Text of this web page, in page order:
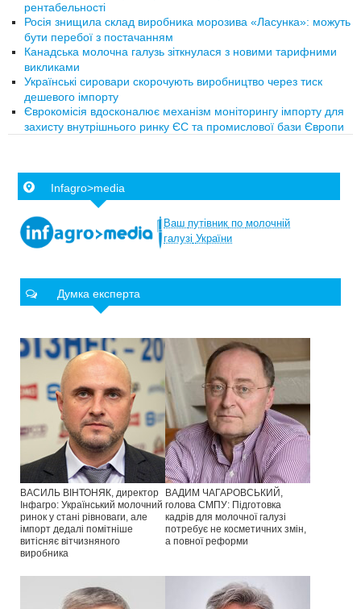
рентабельності
Росія знищила склад виробника морозива «Ласунка»: можуть
бути перебої з постачанням
Канадська молочна галузь зіткнулася з новими тарифними
викликами
Українські сировари скорочують виробництво через тиск
дешевого імпорту
Єврокомісія вдосконалює механізм моніторингу імпорту для
захисту внутрішнього ринку ЄС та промислової бази Європи
Infagro>media
Ваш путівник по молочній
галузі України
Думка експерта
ВАСИЛЬ ВІНТОНЯК, директор
Інфагро: Український молочний
ринок у стані рівноваги, але
імпорт дедалі помітніше
витісняє вітчизняного
виробника
ВАДИМ ЧАГАРОВСЬКИЙ,
голова СМПУ: Підготовка
кадрів для молочної галузі
потребує не косметичних змін,
а повної реформи